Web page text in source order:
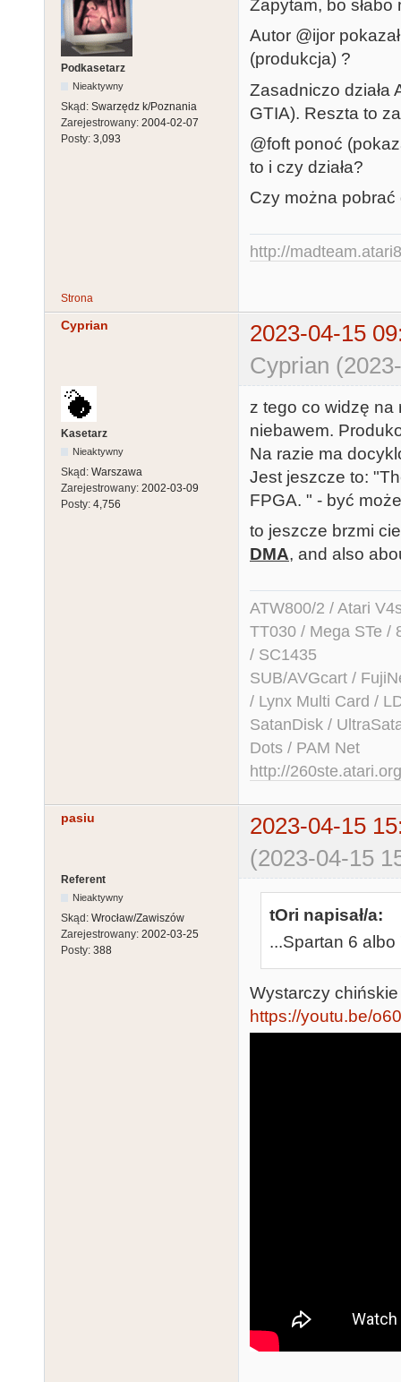
Podkasetarz
Nieaktywny
Skąd: Swarzędz k/Poznania
Zarejestrowany: 2004-02-07
Posty: 3,093
Zapytam, bo słabo
Autor @ijor
(produkcja) ?
Zasadniczo działa
GTIA). Reszta to
@foft ponoć
to i czy działa?
Czy można
http://
Strona
Cyprian
2023-04-15
Cyprian
Kasetarz
Nieaktywny
Skąd: Warszawa
Zarejestrowany: 2002-03-09
Posty: 4,756
z tego co widzę na
niebawem.
Na razie ma
Jest jeszcze to:
FPGA. " - być
to jeszcze brzmi
DMA, and also
ATW800/2 / Atari
TT030 / Mega STe /
/ SC1435
SUB/AVGcart /
/ Lynx Multi Card /
SatanDisk /
Dots / PAM Net
http://260ste.atari.org
pasiu
2023-04-15
(2023-04-15
Referent
Nieaktywny
Skąd: Wrocław/Zawiszów
Zarejestrowany: 2002-03-25
Posty: 388
tOri napisał/a:
...Spartan 6
Wystarczy
https://youtu.be/